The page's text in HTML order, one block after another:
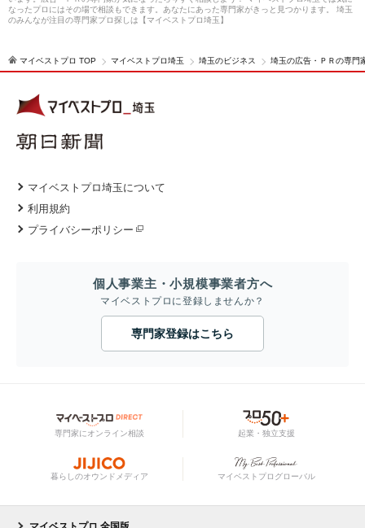
なったプロにはその場で相談もできます。あなたにあった専門家がきっと見つかります。 埼玉
のみんなが注目の専門家プロ探しは【マイベストプロ埼玉】
マイベストプロ TOP マイベストプロ埼玉 埼玉のビジネス 埼玉の広告・ＰＲの専門
マイベストプロ埼玉について
利用規約
プライバシーポリシー
個人事業主・小規模事業者方へ
マイベストプロに登録しませんか？
専門家登録はこちら
専門家にオンライン相談 起業・独立支援
暮らしのオウンドメディア マイベストプログローバル